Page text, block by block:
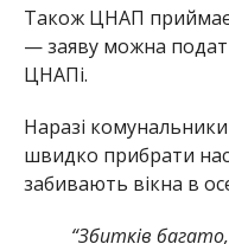
Також ЦНАП приймає
— заяву можна
ЦНАПі.
Наразі
швидко прибрати
забивають вікна в
“Збитків